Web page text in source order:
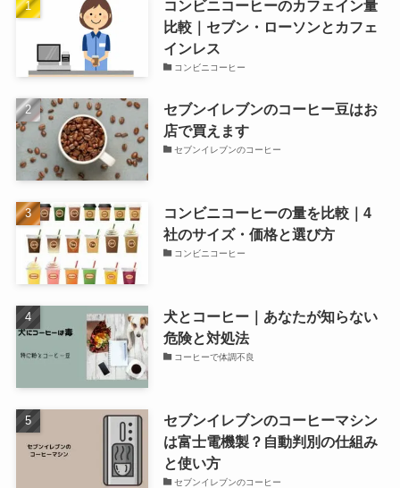
コンビニコーヒーのカフェイン量
比較｜セブン・ローソンとカフェ
インレス
コンビニコーヒー
セブンイレブンのコーヒー豆はお
店で買えます
セブンイレブンのコーヒー
コンビニコーヒーの量を比較｜4
社のサイズ・価格と選び方
コンビニコーヒー
犬とコーヒー｜あなたが知らない
危険と対処法
コーヒーで体調不良
セブンイレブンのコーヒーマシン
は富士電機製？自動判別の仕組み
と使い方
セブンイレブンのコーヒー